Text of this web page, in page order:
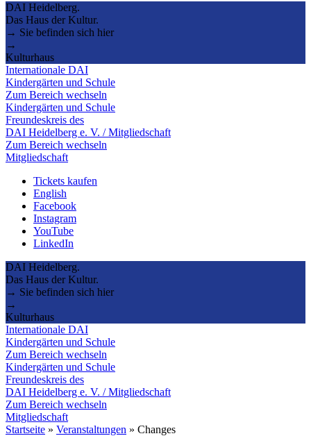
DAI Heidelberg.
Das Haus der Kultur.
→ Sie befinden sich hier
→
Kulturhaus
Internationale DAI
Kindergärten und Schule
Zum Bereich wechseln
Kindergärten und Schule
Freundeskreis des
DAI Heidelberg e. V. / Mitgliedschaft
Zum Bereich wechseln
Mitgliedschaft
Tickets kaufen
English
Facebook
Instagram
YouTube
LinkedIn
DAI Heidelberg.
Das Haus der Kultur.
→ Sie befinden sich hier
→
Kulturhaus
Internationale DAI
Kindergärten und Schule
Zum Bereich wechseln
Kindergärten und Schule
Freundeskreis des
DAI Heidelberg e. V. / Mitgliedschaft
Zum Bereich wechseln
Mitgliedschaft
Startseite » Veranstaltungen » Changes